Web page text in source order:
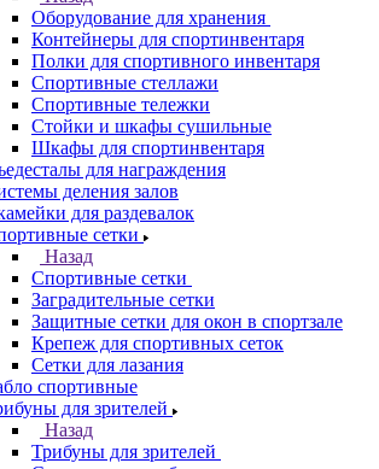
Оборудование для хранения
Контейнеры для спортинвентаря
Полки для спортивного инвентаря
Спортивные стеллажи
Спортивные тележки
Стойки и шкафы сушильные
Шкафы для спортинвентаря
для награждения
деления залов
для раздевалок
сетки
Назад
Спортивные сетки
Заградительные сетки
Защитные сетки для окон в спортзале
Крепеж для спортивных сеток
Сетки для лазания
спортивные
для зрителей
Назад
Трибуны для зрителей